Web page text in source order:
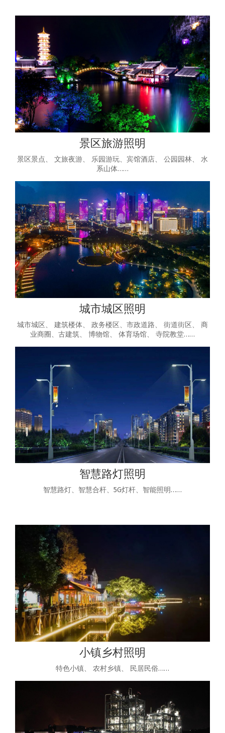
景区旅游照明
景区景点、 文旅夜游、 乐园游玩、宾馆酒店、 公园园林、 水
系山体……
城市城区照明
城市城区、 建筑楼体、 政务楼区、市政道路、 街道街区、 商
业商圈、古建筑、 博物馆、 体育场馆、 寺院教堂……
智慧路灯照明
智慧路灯、智慧合杆、5G灯杆、智能照明……
小镇乡村照明
特色小镇、 农村乡镇、 民居民俗……